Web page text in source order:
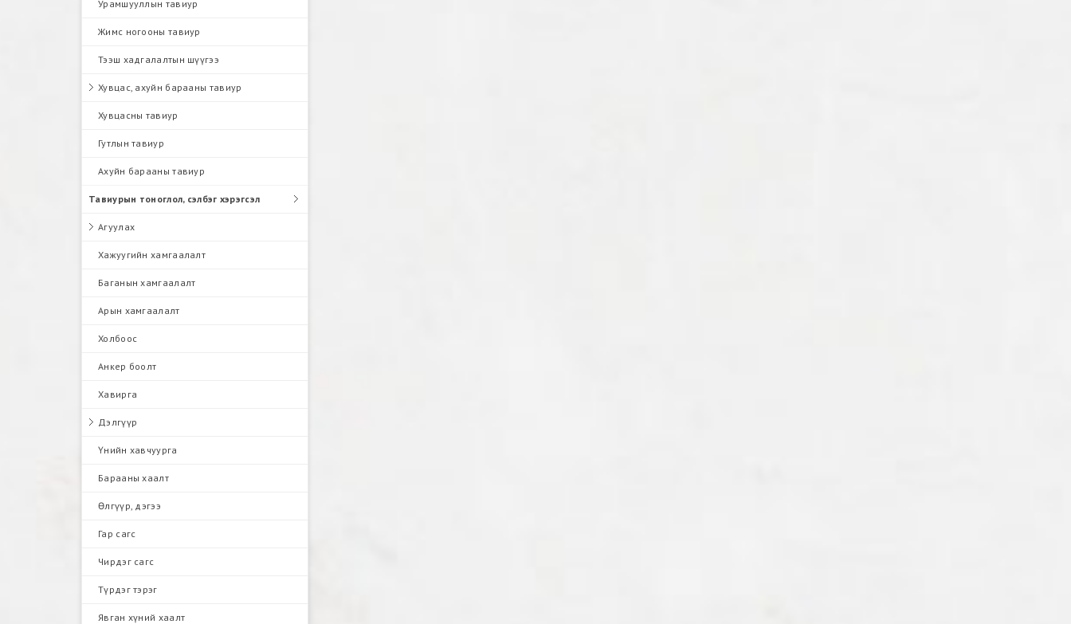
Урамшууллын тавиур
Жимс ногооны тавиур
Тээш хадгалалтын шүүгээ
Хувцас, ахуйн барааны тавиур
Хувцасны тавиур
Гутлын тавиур
Ахуйн барааны тавиур
Тавиурын тоноглол, сэлбэг хэрэгсэл
Агуулах
Хажуугийн хамгаалалт
Баганын хамгаалалт
Арын хамгаалалт
Холбоос
Анкер боолт
Хавирга
Дэлгүүр
Үнийн хавчуурга
Барааны хаалт
Өлгүүр, дэгээ
Гар сагс
Чирдэг сагс
Түрдэг тэрэг
Явган хүний хаалт